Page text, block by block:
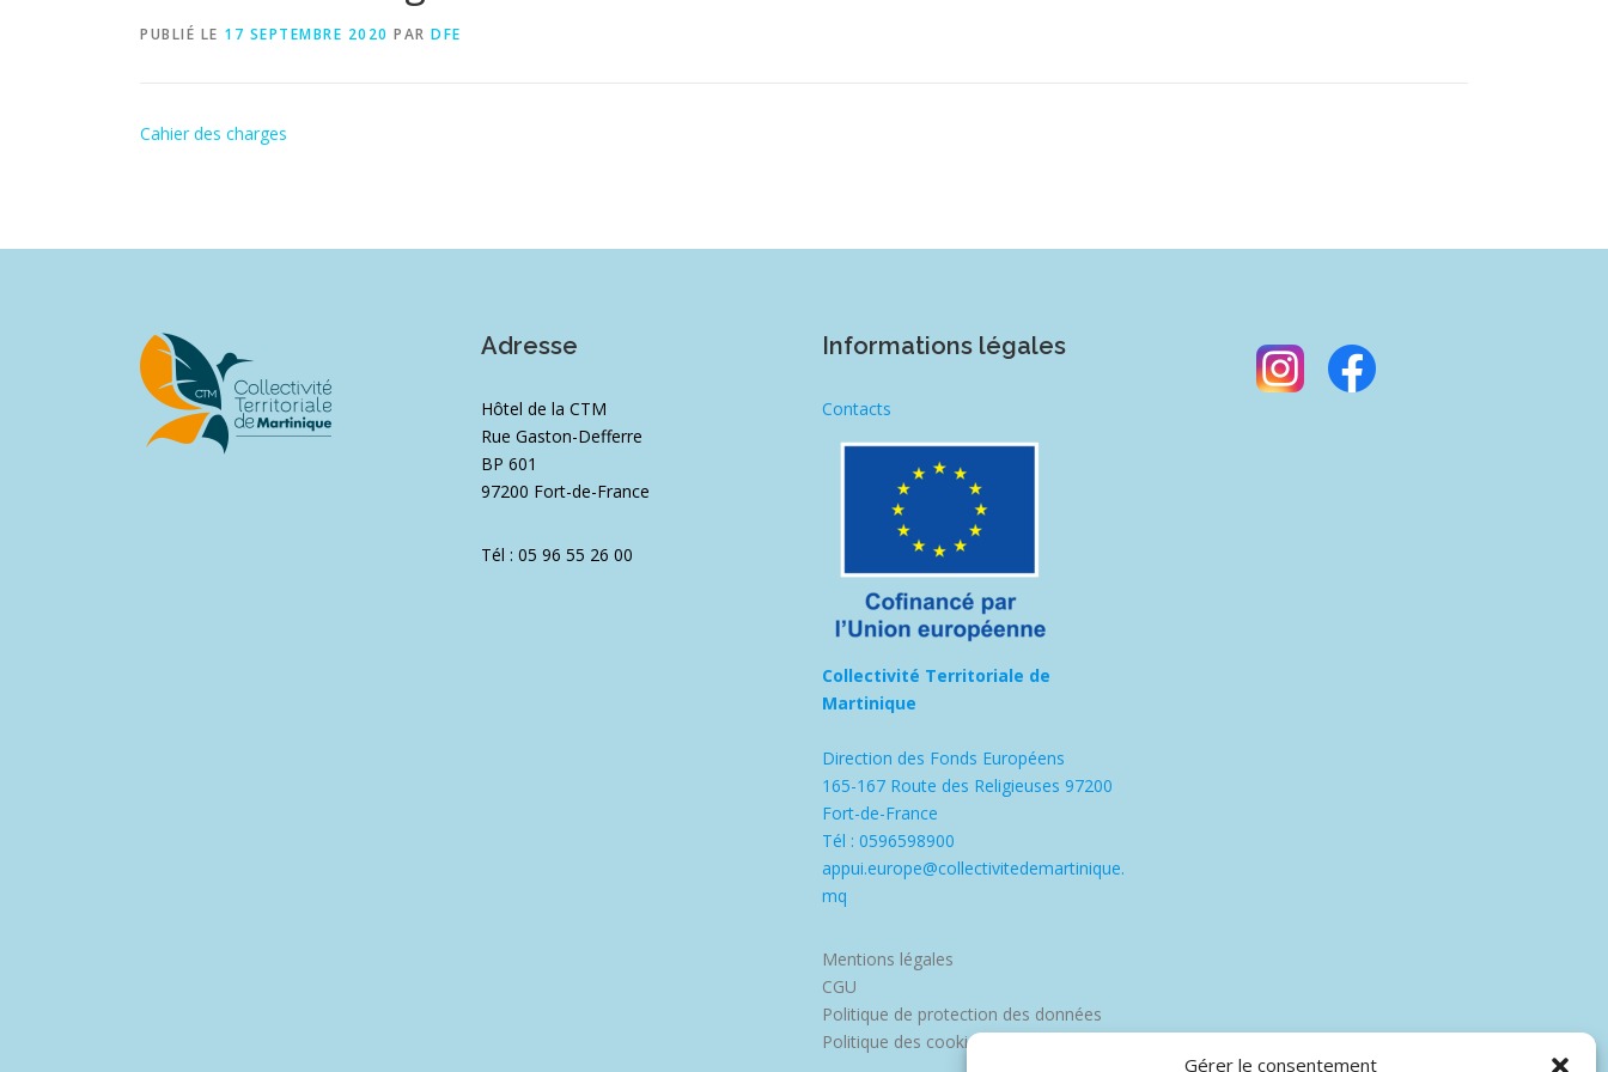
Gérer le consentement
PUBLIÉ LE 17 SEPTEMBRE 2020 PAR DFE
Cahier des charges
Adresse
Hôtel de la CTM
Rue Gaston-Defferre
BP 601
97200 Fort-de-France
Tél : 05 96 55 26 00
Informations légales
Contacts
Collectivité Territoriale de
Martinique
Direction des Fonds Européens
165-167 Route des Religieuses 97200
Fort-de-France
Tél : 0596598900
appui.europe@collectivitedemartinique.
mq
Mentions légales
CGU
Politique de protection des données
Politique des cookies